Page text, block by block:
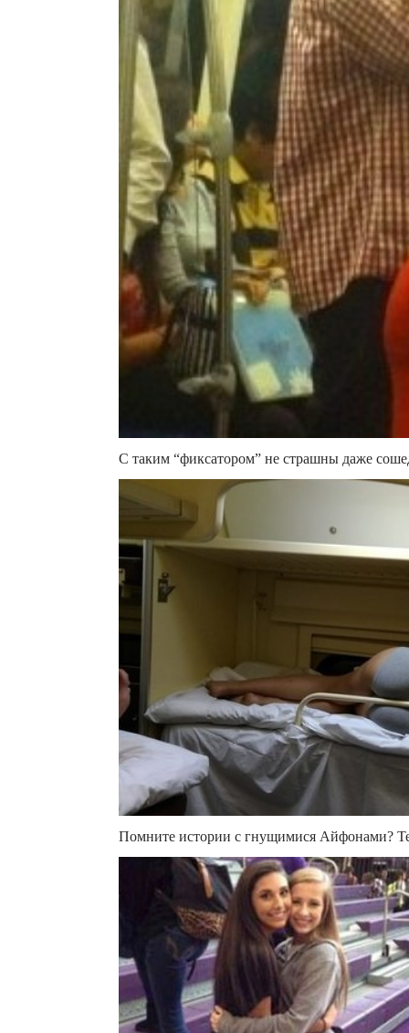
С таким “фиксатором” не страшны даже
Помните истории с гнущимися Айфонами?